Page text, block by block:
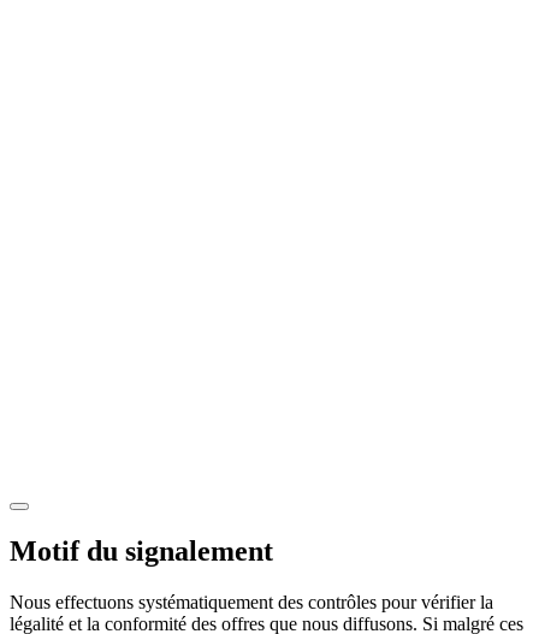
Motif du signalement
Nous effectuons systématiquement des contrôles pour vérifier la
légalité et la conformité des offres que nous diffusons. Si malgré ces